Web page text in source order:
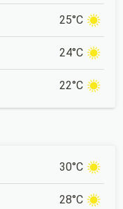
25°C
24°C
22°C
30°C
28°C